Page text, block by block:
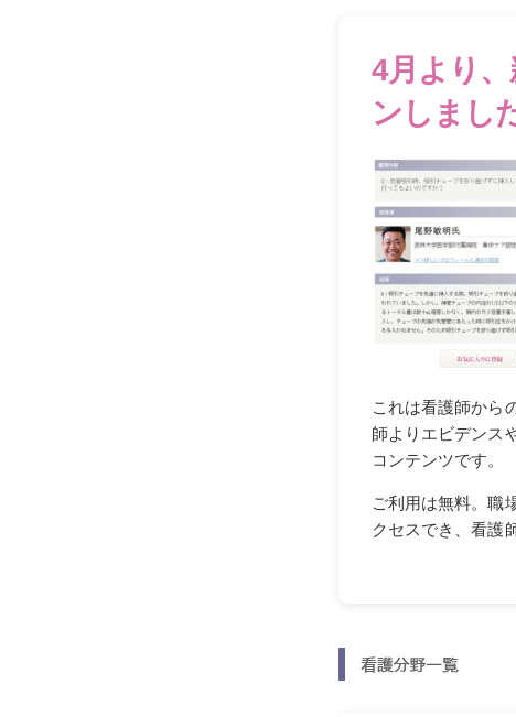
4月より
ンしまし
これは看護師から
師よりエビデンス
コンテンツです。
ご利用は無料。職
クセスでき、看護